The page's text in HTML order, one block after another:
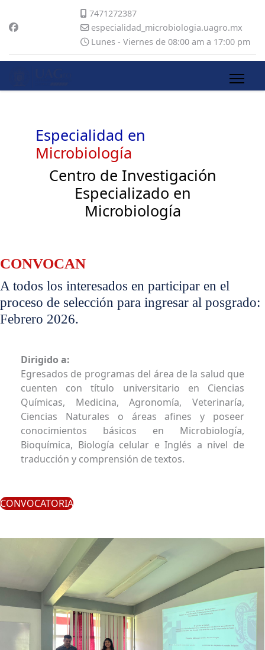
7471272387
especialidad_microbiologia.uagro.mx
Lunes - Viernes de 08:00 am a 17:00 pm
Especialidad en
Microbiología
Centro de Investigación
Especializado en
Microbiología
CONVOCAN
A todos los interesados en participar en el
proceso de selección para ingresar al posgrado:
Febrero 2026.
Dirigido a:
Egresados de programas del área de la salud que
cuenten con título universitario en Ciencias
Químicas, Medicina, Agronomía, Veterinaría,
Ciencias Naturales o áreas afines y poseer
conocimientos básicos en Microbiología,
Bioquímica, Biología celular e Inglés a nivel de
traducción y comprensión de textos.
CONVOCATORIA